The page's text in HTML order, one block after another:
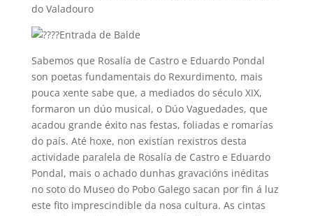
do Valadouro
Entrada de Balde
Sabemos que Rosalía de Castro e Eduardo Pondal
son poetas fundamentais do Rexurdimento, mais
pouca xente sabe que, a mediados do século XIX,
formaron un dúo musical, o Dúo Vaguedades, que
acadou grande éxito nas festas, foliadas e romarías
do país. Até hoxe, non existían rexistros desta
actividade paralela de Rosalía de Castro e Eduardo
Pondal, mais o achado dunhas gravacións inéditas
no soto do Museo do Pobo Galego sacan por fin á luz
este fito imprescindible da nosa cultura. As cintas